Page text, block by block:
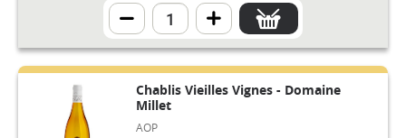
Chablis Vieilles Vignes - Domaine
Millet
AOP